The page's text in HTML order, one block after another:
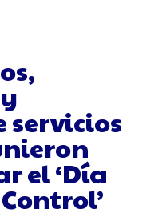
servicios
el ‘Día